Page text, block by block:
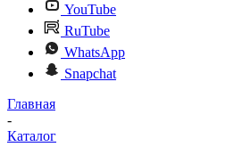
YouTube
RuTube
WhatsApp
Snapchat
Главная
-
Каталог